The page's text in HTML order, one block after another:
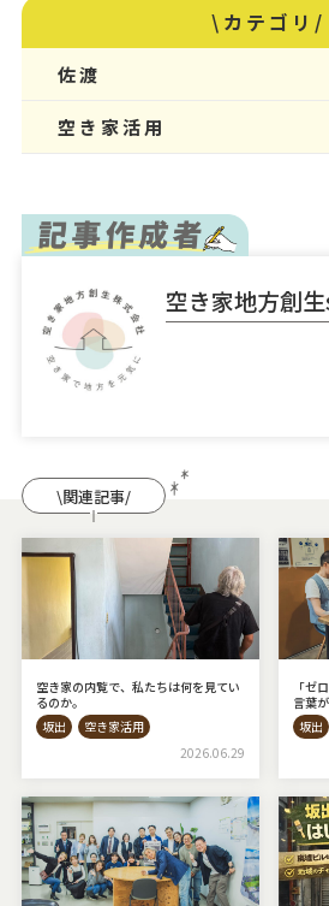
\カテゴリ/
佐渡
空き家活用
空き家地方創
\関連記事/
空き家の内覧で、私たちは何を見てい
るのか。
坂出
空き家活用
2026.06.29
「ゼ
言葉
坂出